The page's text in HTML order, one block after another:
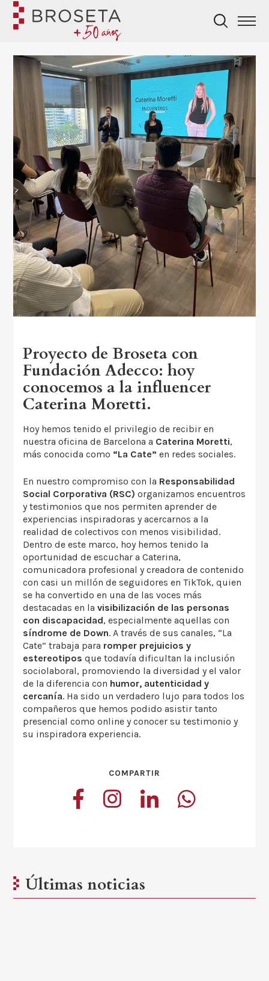
Proyecto de Broseta con
Fundación Adecco: hoy
conocemos a la influencer
Caterina Moretti.
Hoy hemos tenido el privilegio de recibir en
nuestra oficina de Barcelona a Caterina Moretti,
más conocida como “La Cate” en redes sociales.
En nuestro compromiso con la Responsabilidad
Social Corporativa (RSC) organizamos encuentros
y testimonios que nos permiten aprender de
experiencias inspiradoras y acercarnos a la
realidad de colectivos con menos visibilidad.
Dentro de este marco, hoy hemos tenido la
oportunidad de escuchar a Caterina,
comunicadora profesional y creadora de contenido
con casi un millón de seguidores en TikTok, quien
se ha convertido en una de las voces más
destacadas en lavisibilización de las personas
con discapacidad, especialmente aquellas con
síndrome de Down. A través de sus canales, “La
Cate” trabaja para romper prejuicios y
estereotipos que todavía dificultan la inclusión
sociolaboral, promoviendo la diversidad y el valor
de la diferencia con humor, autenticidad y
cercanía. Ha sido un verdadero lujo para todos los
compañeros que hemos podido asistir tanto
presencial como online y conocer su testimonio y
su inspiradora experiencia.
COMPARTIR
Últimas noticias